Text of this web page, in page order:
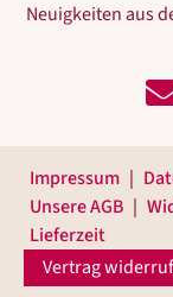
Neuigkeiten aus
Impressum
Unsere AGB
Lieferzeit
Vertrag